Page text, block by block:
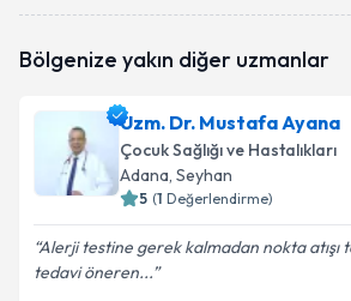
oluşturun. Size bu uzmandan
E-posta Adresiniz
Kişisel verilerimin işlenmesine
Metni'ni okudum ve kişisel
Bölgenize yakın diğer uzmanlar
Uzm. Dr. Mustafa Ayana
Çocuk Sağlığı ve Hastalıkları
Adana, Seyhan
5 (1 Değerlendirme)
Alerji testine gerek kalmadan nokta atışı
tedavi öneren...